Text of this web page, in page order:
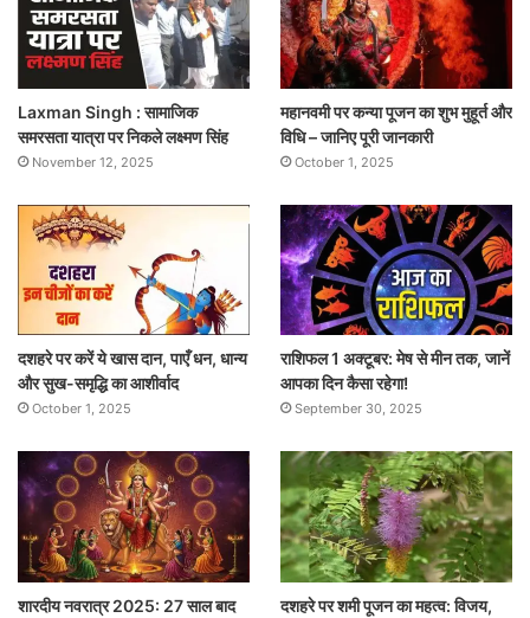
Laxman Singh : सामाजिक
समरसता यात्रा पर निकले लक्ष्मण सिंह
November 12, 2025
महानवमी पर कन्या पूजन का शुभ मुहूर्त और
विधि – जानिए पूरी जानकारी
October 1, 2025
दशहरे पर करें ये खास दान, पाएँ धन, धान्य
और सुख-समृद्धि का आशीर्वाद
October 1, 2025
राशिफल 1 अक्टूबर: मेष से मीन तक, जानें
आपका दिन कैसा रहेगा!
September 30, 2025
शारदीय नवरात्र 2025: 27 साल बाद
दशहरे पर शमी पूजन का महत्व: विजय,